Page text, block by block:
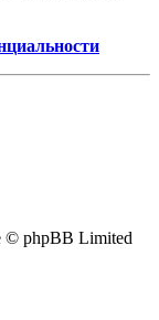
© phpBB Limited